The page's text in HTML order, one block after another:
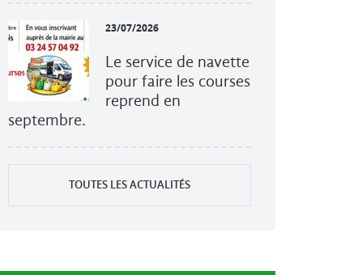
23/07/2026
Le service de navette
pour faire les courses
reprend en
septembre.
TOUTES LES ACTUALITÉS